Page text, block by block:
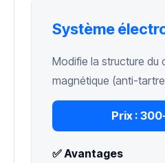
Système
Modifie la structure du
magnétique (anti-
Prix :
✅ Avantages